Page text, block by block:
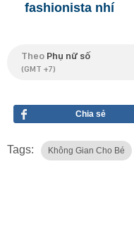
fashionista nhí
Theo Phụ nữ số
(GMT +7)
Chia sẻ
Tags: Không Gian Cho Bé